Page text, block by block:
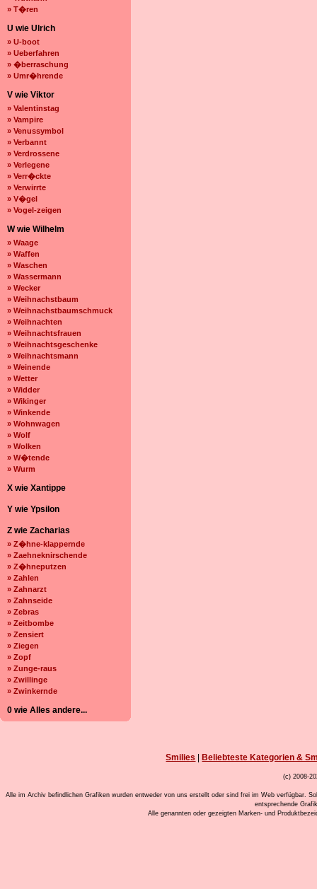
» T�ren
U wie Ulrich
» U-boot
» Ueberfahren
» �berraschung
» Umr�hrende
V wie Viktor
» Valentinstag
» Vampire
» Venussymbol
» Verbannt
» Verdrossene
» Verlegene
» Verr�ckte
» Verwirrte
» V�gel
» Vogel-zeigen
W wie Wilhelm
» Waage
» Waffen
» Waschen
» Wassermann
» Wecker
» Weihnachstbaum
» Weihnachstbaumschmuck
» Weihnachten
» Weihnachtsfrauen
» Weihnachtsgeschenke
» Weihnachtsmann
» Weinende
» Wetter
» Widder
» Wikinger
» Winkende
» Wohnwagen
» Wolf
» Wolken
» W�tende
» Wurm
X wie Xantippe
Y wie Ypsilon
Z wie Zacharias
» Z�hne-klappernde
» Zaehneknirschende
» Z�hneputzen
» Zahlen
» Zahnarzt
» Zahnseide
» Zebras
» Zeitbombe
» Zensiert
» Ziegen
» Zopf
» Zunge-raus
» Zwillinge
» Zwinkernde
0 wie Alles andere...
Smilies Beliebteste Kategorien &
(c) 2008-
Alle im Archiv befindlichen Grafiken wurden entweder von uns erstellt oder sind frei im Web verfügbar.
entsprechende
Alle genannten oder gezeigten Marken- und